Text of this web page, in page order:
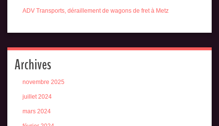
ADV Transports, déraillement de wagons de fret à Metz
Archives
novembre 2025
juillet 2024
mars 2024